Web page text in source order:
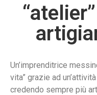
Un’imprenditrice
vita” grazie ad
credendo sempre più